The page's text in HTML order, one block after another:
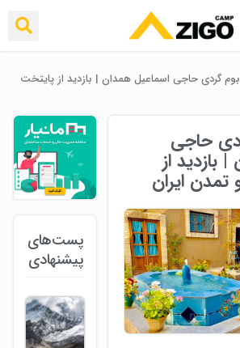
بوم گردی حاجی اسماعیل همدان | بازدید از پایتخت
حاجی
بازدید از
تمدن ایران
پست‌های
پیشنهادی